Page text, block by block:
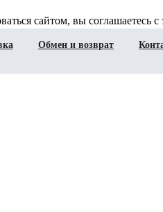
сайтом, вы соглашаетесь с
Обмен и возврат